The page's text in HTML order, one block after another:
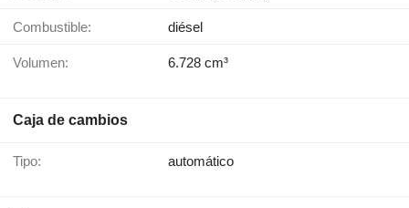
Combustible: diésel
Volumen: 6.728 cm³
Caja de cambios
Tipo: automático